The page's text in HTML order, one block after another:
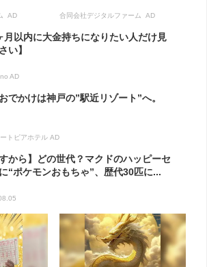
AD 合同会社デジタルファーム AD
月以内に大金持ちになりたい人だけ見
い】
AD
でかけは神戸の”駅近リゾート”へ。
トピアホテル AD
すから】どの世代？マクドのハッピーセ
“ポケモンおもちゃ”、歴代30匹に...